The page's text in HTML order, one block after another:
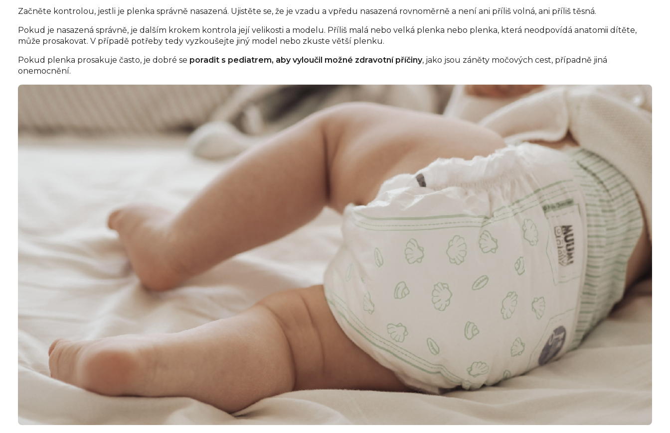
Začněte kontrolou, jestli je plenka správně nasazená. Ujistěte se, že je vzadu a vpředu nasazená rovnoměrně a není ani příliš volná, ani příliš těsná.
Pokud je nasazená správně, je dalším krokem kontrola její velikosti a modelu. Příliš malá nebo velká plenka nebo plenka, která neodpovídá anatomii dítěte,
může prosakovat. V případě potřeby tedy vyzkoušejte jiný model nebo zkuste větší plenku.
Pokud plenka prosakuje často, je dobré se poradit s pediatrem, aby vyloučil možné zdravotní příčiny, jako jsou záněty močových cest, případně jiná
onemocnění.